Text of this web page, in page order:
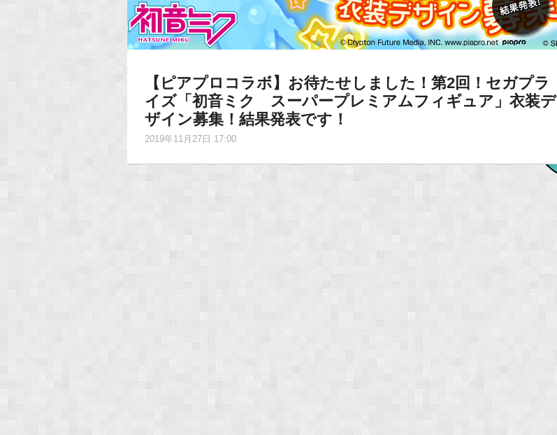
【ピアプロコラボ】お待たせしました！第2回！セガプラ
イズ「初音ミク スーパープレミアムフィギュア」衣装デ
ザイン募集！結果発表です！
2019年11月27日 17:00